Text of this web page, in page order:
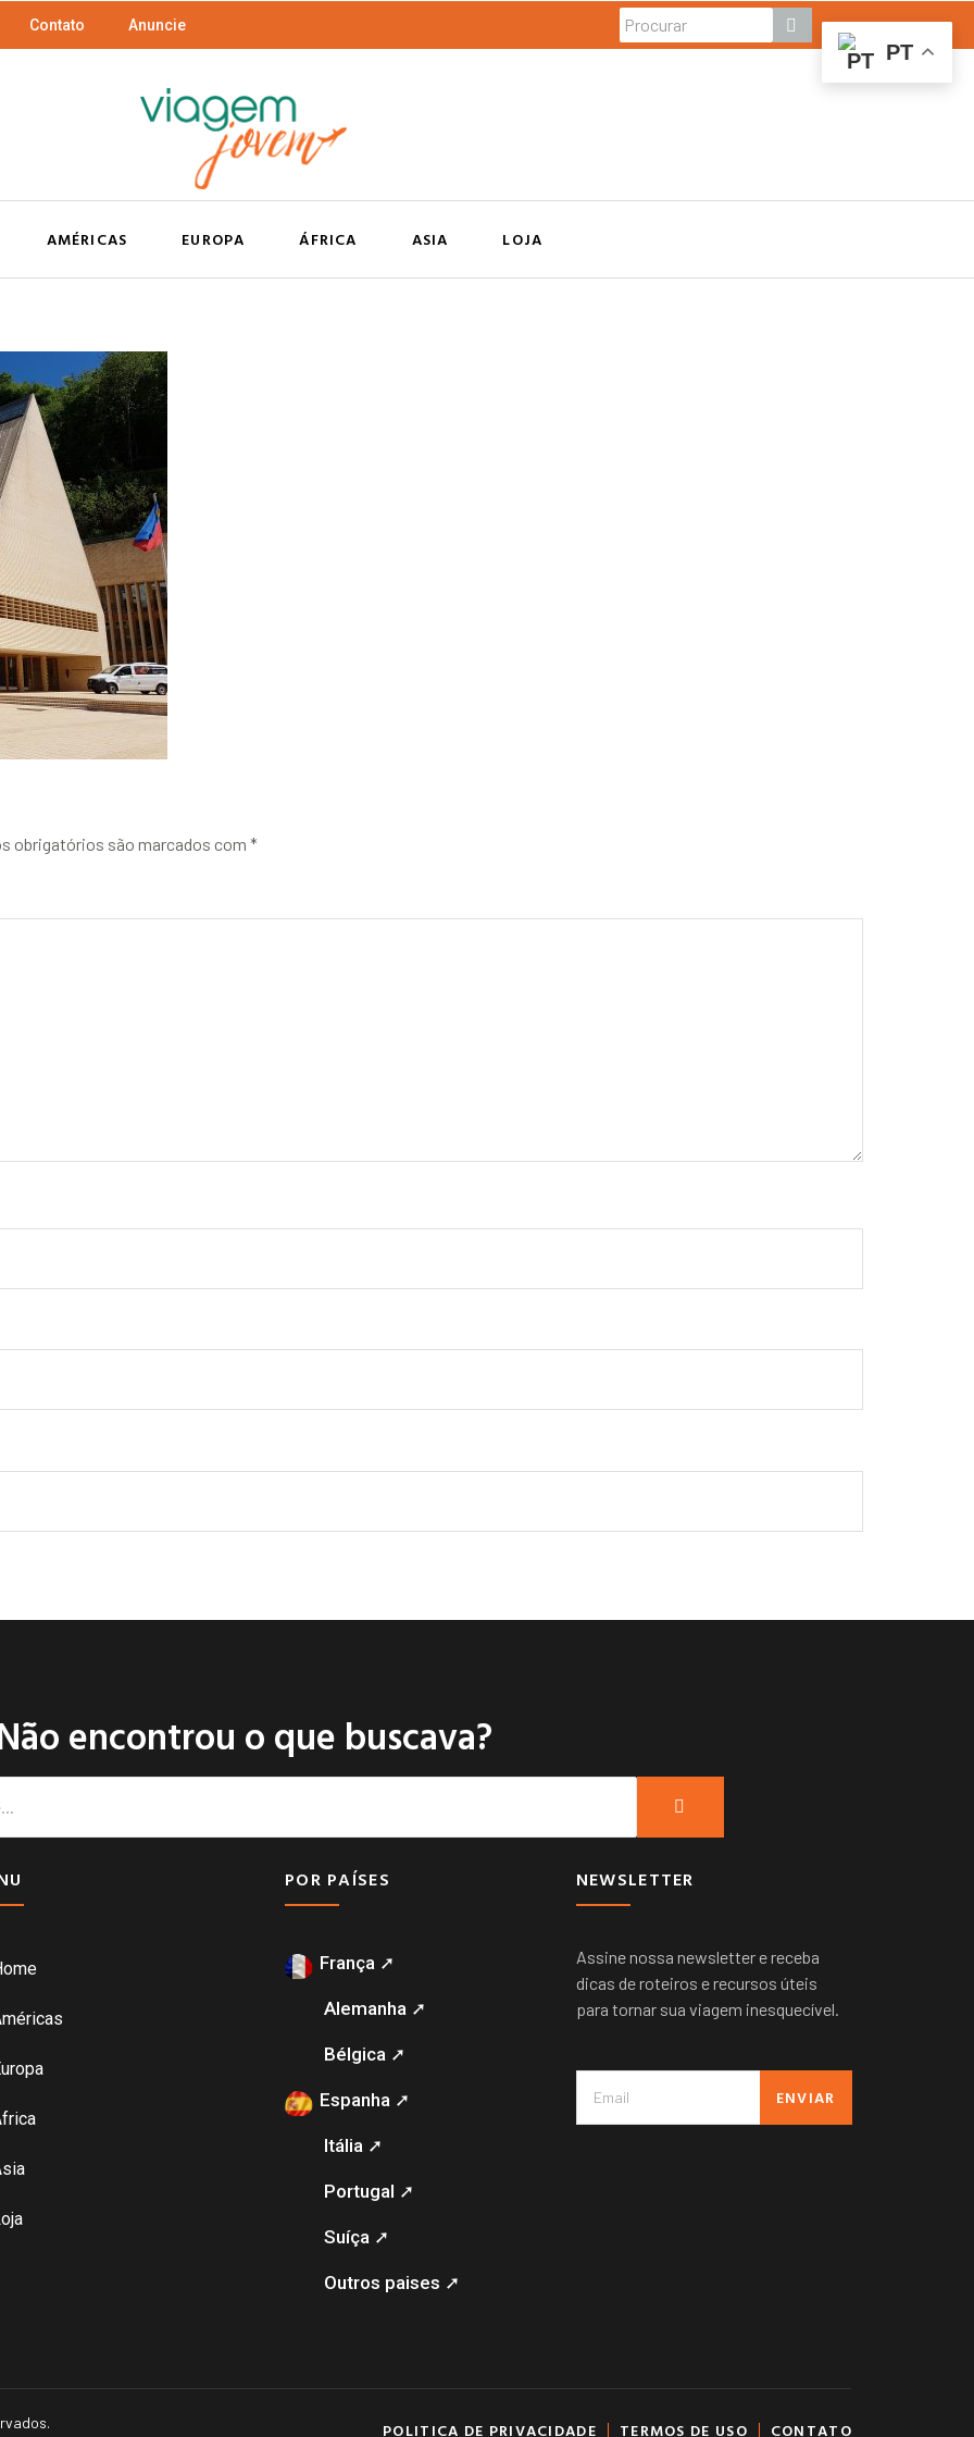
Contato Anuncie
AMÉRICAS EUROPA ÁFRICA ASIA LOJA
obrigatórios são marcados com *
encontrou o que buscava?
POR PAÍSES
França ➚
Alemanha ➚
Bélgica ➚
Espanha ➚
Itália ➚
Portugal ➚
Suíça ➚
Outros paises ➚
NEWSLETTER
Assine nossa newsletter e receba
dicas de roteiros e recursos úteis
para tornar sua viagem inesquecível.
ENVIAR
POLITICA DE PRIVACIDADE TERMOS DE USO CONTATO
PT